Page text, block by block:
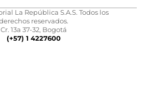
La República S.A.S. Todos los
reservados.
Cr. 13a 37-32, Bogotá
(+57) 1 4227600